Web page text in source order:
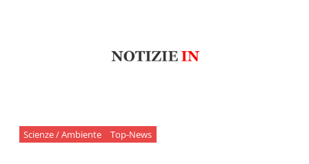
Scienze / Ambiente Top-News